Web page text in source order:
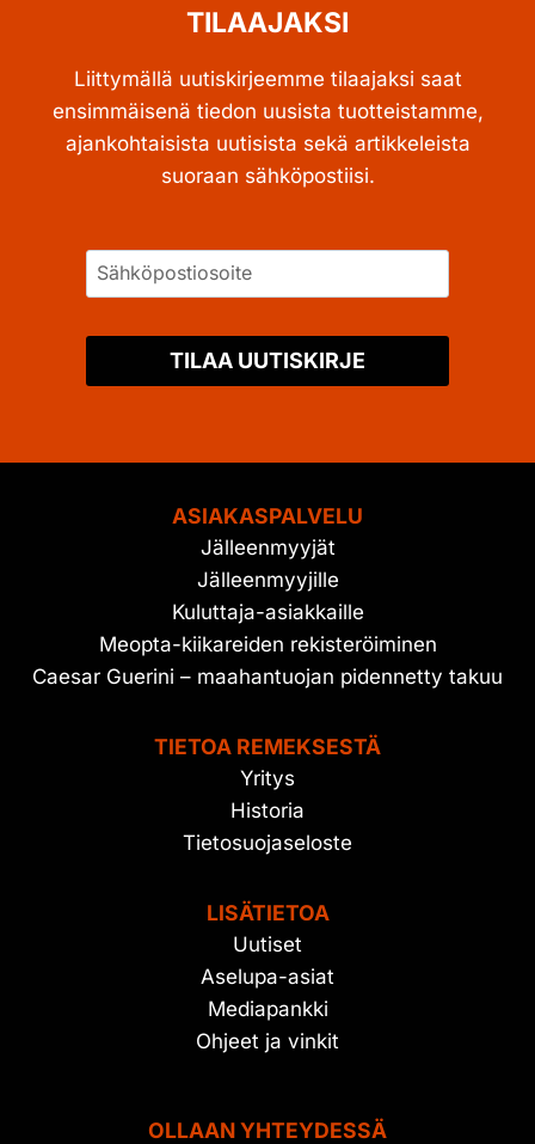
TILAAJAKSI
Liittymällä uutiskirjeemme tilaajaksi saat
ensimmäisenä tiedon uusista tuotteistamme,
ajankohtaisista uutisista sekä artikkeleista
suoraan sähköpostiisi.
TILAA UUTISKIRJE
ASIAKASPALVELU
Jälleenmyyjät
Jälleenmyyjille
Kuluttaja-asiakkaille
Meopta-kiikareiden rekisteröiminen
Caesar Guerini – maahantuojan pidennetty takuu
TIETOA REMEKSESTÄ
Yritys
Historia
Tietosuojaseloste
LISÄTIETOA
Uutiset
Aselupa-asiat
Mediapankki
Ohjeet ja vinkit
OLLAAN YHTEYDESSÄ